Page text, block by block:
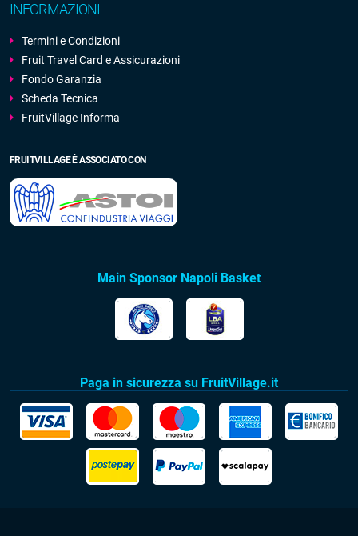
INFORMAZIONI
Termini e Condizioni
Fruit Travel Card e Assicurazioni
Fondo Garanzia
Scheda Tecnica
FruitVillage Informa
FRUITVILLAGE È ASSOCIATO CON
Main Sponsor Napoli Basket
Paga in sicurezza su FruitVillage.it